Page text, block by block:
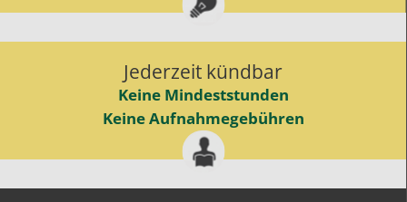
Jederzeit kündbar
Keine Mindeststunden
Keine Aufnahmegebühren